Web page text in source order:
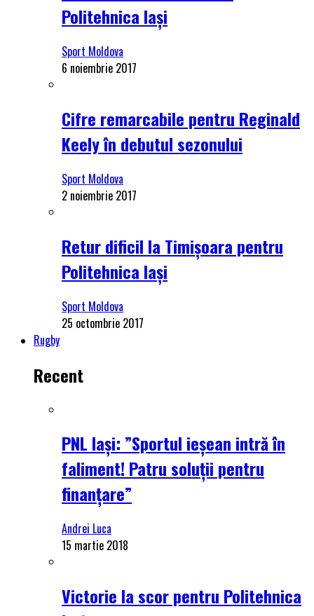
Politehnica Iași
Sport Moldova
6 noiembrie 2017
Cifre remarcabile pentru Reginald
Keely în debutul sezonului
Sport Moldova
2 noiembrie 2017
Retur dificil la Timișoara pentru
Politehnica Iași
Sport Moldova
25 octombrie 2017
Rugby
Recent
PNL Iași: ”Sportul ieșean intră în
faliment! Patru soluții pentru
finanțare”
Andrei Luca
15 martie 2018
Victorie la scor pentru Politehnica